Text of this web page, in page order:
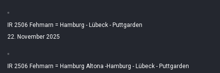
IR 2506 Fehmarn = Hamburg - Lübeck - Puttgarden
22. November 2025
IR 2506 Fehmarn = Hamburg Altona -Hamburg - Lübeck - Puttgarden